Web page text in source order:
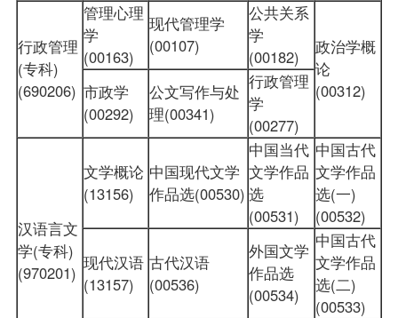
行政管理
(专科)
(690206)
管理心理
学
(00163)
现代管理学
(00107)
公共关系
学
(00182)
政治学概
论
(00312)
市政学
(00292)
公文写作与处
理(00341)
行政管理
学
(00277)
汉语言文
学(专科)
(970201)
文学概论
(13156)
中国现代文学
作品选(00530)
中国当代
文学作品
选
(00531)
中国古代
文学作品
选(一)
(00532)
现代汉语
(13157)
古代汉语
(00536)
外国文学
作品选
(00534)
中国古代
文学作品
选(二)
(00533)